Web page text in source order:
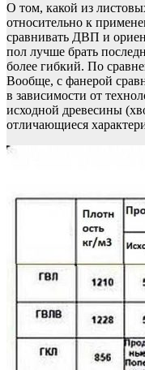
О том, какой из
относительно к
сравнивать ДВП и
пол лучше брать
более гибкий. По
Вообще, с фанерой
в зависимости от
исходной древесины
отличающиеся